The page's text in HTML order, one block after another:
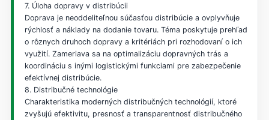
7. Úloha dopravy v distribúcii
Doprava je neoddeliteľnou súčasťou distribúcie a ovplyvňuje
rýchlosť a náklady na dodanie tovaru. Téma poskytuje prehľad
o rôznych druhoch dopravy a kritériách pri rozhodovaní o ich
využití. Zameriava sa na optimalizáciu dopravných trás a
koordináciu s inými logistickými funkciami pre zabezpečenie
efektívnej distribúcie.
8. Distribučné technológie
Charakteristika moderných distribučných technológií, ktoré
zvyšujú efektivitu, presnosť a transparentnosť distribučného